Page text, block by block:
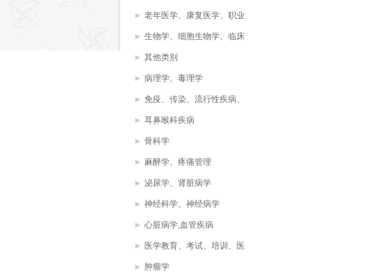
老年医学、康复医学、职业
治疗、物理治疗
生物学、细胞生物学、临床
化学，生物化学，
其他类别
病理学、毒理学
免疫、传染、流行性疾病、
病毒、微生物学
耳鼻喉科疾病
骨科学
麻醉学、疼痛管理
泌尿学、肾脏病学
神经科学、神经病学
心脏病学,血管疾病
医学教育、考试、培训、医
疗助理、医学词典
肿瘤学